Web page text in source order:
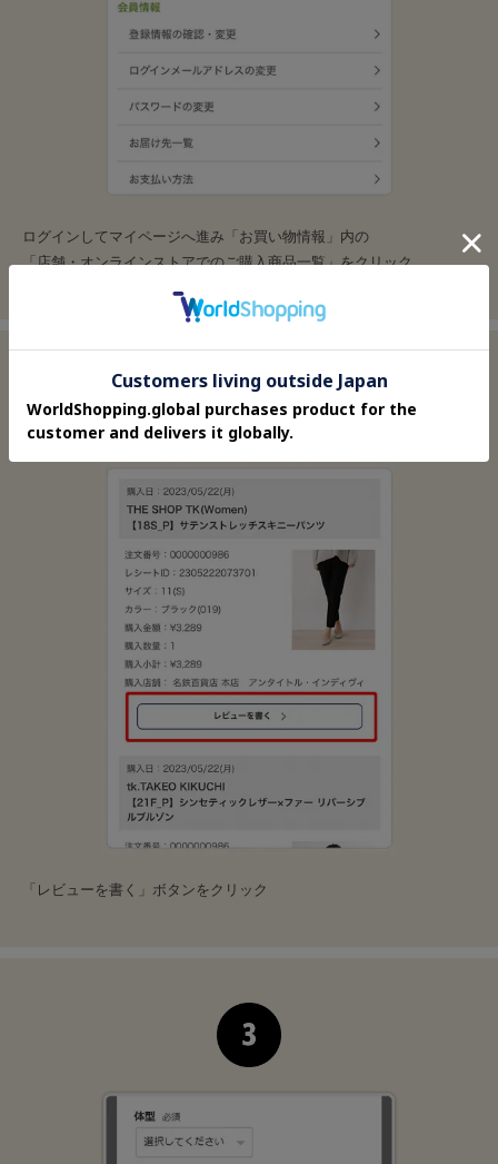
ログインしてマイページへ進み「お買い物情報」内の
「店舗・オンラインストアでのご購入商品一覧」をクリック
「レビューを書く」ボタンをクリック